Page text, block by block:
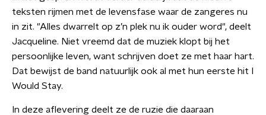
teksten rijmen met de levensfase waar de zangeres nu
in zit. "Alles dwarrelt op z’n plek nu ik ouder word", deelt
Jacqueline. Niet vreemd dat de muziek klopt bij het
persoonlijke leven, want schrijven doet ze met haar hart.
Dat bewijst de band natuurlijk ook al met hun eerste hit I
Would Stay.
In deze aflevering deelt ze de ruzie die daaraan